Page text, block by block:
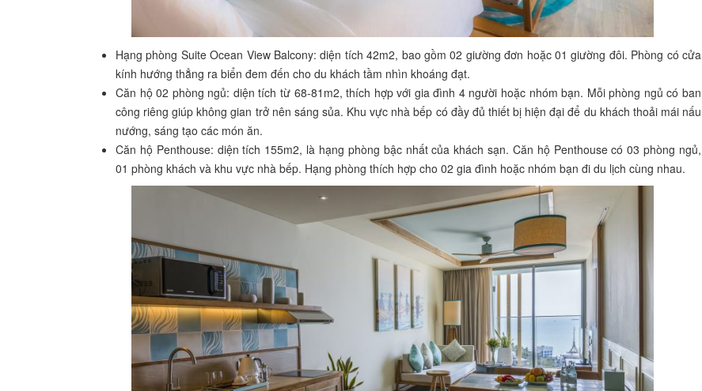
Hạng phòng Suite Ocean View Balcony: diện tích 42m2, bao gồm 02 giường đơn hoặc 01 giường đôi. Phòng có cửa
kính hướng thẳng ra biển đem đến cho du khách tầm nhìn khoáng đạt.
Căn hộ 02 phòng ngủ: diện tích từ 68-81m2, thích hợp với gia đình 4 người hoặc nhóm bạn. Mỗi phòng ngủ có ban
công riêng giúp không gian trở nên sáng sủa. Khu vực nhà bếp có đầy đủ thiết bị hiện đại để du khách thoải mái nấu
nướng, sáng tạo các món ăn.
Căn hộ Penthouse: diện tích 155m2, là hạng phòng bậc nhất của khách sạn. Căn hộ Penthouse có 03 phòng ngủ,
01 phòng khách và khu vực nhà bếp. Hạng phòng thích hợp cho 02 gia đình hoặc nhóm bạn đi du lịch cùng nhau.